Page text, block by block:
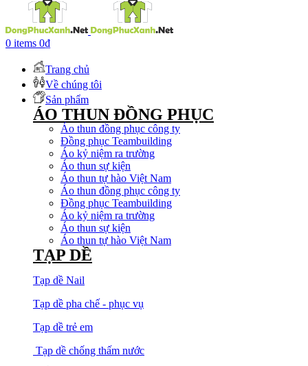
0 items 0₫
Trang chủ
Về chúng tôi
Sản phẩm
ÁO THUN ĐỒNG PHỤC
Áo thun đồng phục công ty
Đồng phục Teambuilding
Áo kỷ niệm ra trường
Áo thun sự kiện
Áo thun tự hào Việt Nam
Áo thun đồng phục công ty
Đồng phục Teambuilding
Áo kỷ niệm ra trường
Áo thun sự kiện
Áo thun tự hào Việt Nam
TẠP DỀ
Tạp dề Nail
Tạp dề pha chế - phục vụ
Tạp dề trẻ em
Tạp dề chống thấm nước